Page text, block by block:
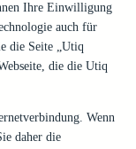
Ihre Einwilligung
auch für
die Seite „Utiq
die die Utiq
Wenn
daher die